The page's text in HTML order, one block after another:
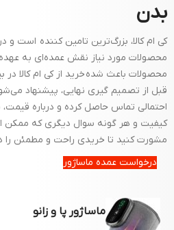
کالا، بزرگ‌ترین تامین کننده است و در
مورد نیاز نقش عمده‌ای به عهده
باعث شده خرید از کی ام کالا در بین
از تصمیم گیری نهایی، پیشنهاد می‌شود با
تماس حاصل کرده و درباره قیمت،
و هر گونه سوال دیگری که ممکن است
کنید تا خریدی راحت و مطمئن را
عمده ماساژور
ماساژور پا و زانو